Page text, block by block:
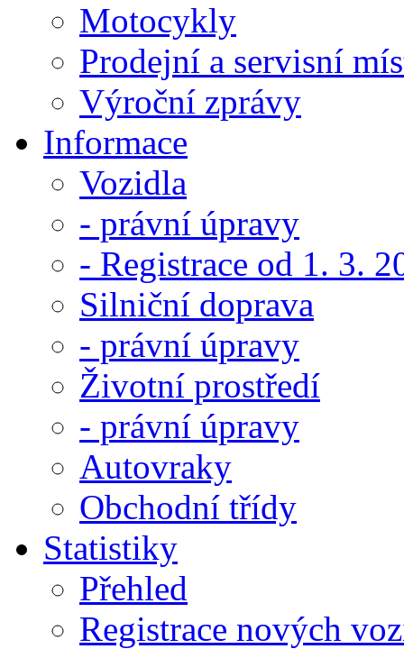
Motocykly
Prodejní a servisní
Výroční zprávy
Informace
Vozidla
- právní úpravy
- Registrace od 1. 3.
Silniční doprava
- právní úpravy
Životní prostředí
- právní úpravy
Autovraky
Obchodní třídy
Statistiky
Přehled
Registrace nových